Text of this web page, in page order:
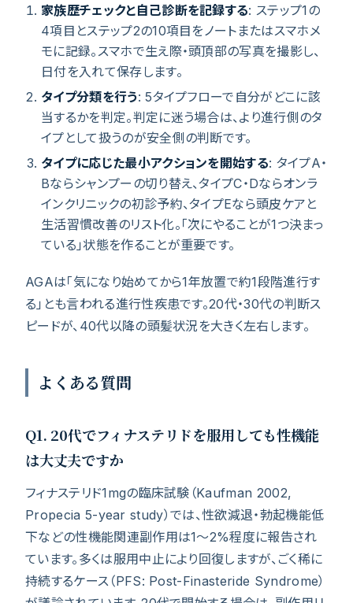
家族歴チェックと自己診断を記録する: ステップ1の
4項目とステップ2の10項目をノートまたはスマホメ
モに記録。スマホで生え際・頭頂部の写真を撮影し、
日付を入れて保存します。
タイプ分類を行う: 5タイプフローで自分がどこに該
当するかを判定。判定に迷う場合は、より進行側のタ
イプとして扱うのが安全側の判断です。
タイプに応じた最小アクションを開始する: タイプA・
Bならシャンプーの切り替え、タイプC・Dならオンラ
インクリニックの初診予約、タイプEなら頭皮ケアと
生活習慣改善のリスト化。「次にやることが1つ決まっ
ている」状態を作ることが重要です。
AGAは「気になり始めてから1年放置で約1段階進行す
る」とも言われる進行性疾患です。20代・30代の判断ス
ピードが、40代以降の頭髪状況を大きく左右します。
よくある質問
Q1. 20代でフィナステリドを服用しても性機能
は大丈夫ですか
フィナステリド1mgの臨床試験（Kaufman 2002,
Propecia 5-year study）では、性欲減退・勃起機能低
下などの性機能関連副作用は1〜2%程度に報告され
ています。多くは服用中止により回復しますが、ごく稀に
持続するケース（PFS: Post-Finasteride Syndrome）